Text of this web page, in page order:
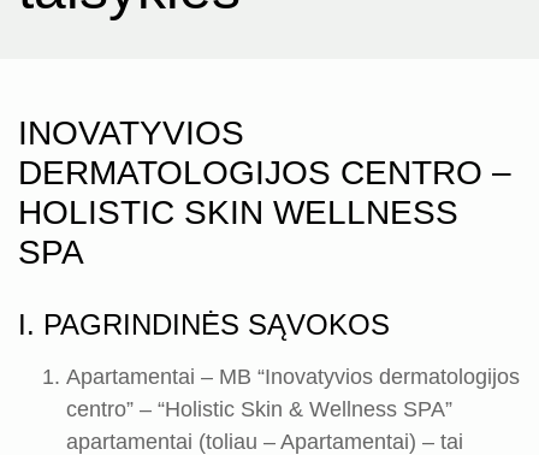
INOVATYVIOS
DERMATOLOGIJOS CENTRO –
HOLISTIC SKIN WELLNESS
SPA
I. PAGRINDINĖS SĄVOKOS
Apartamentai – MB “Inovatyvios dermatologijos
centro” – “Holistic Skin & Wellness SPA”
apartamentai (toliau – Apartamentai) – tai